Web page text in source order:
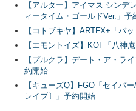
【アルター】アイマス シンデ
ィータイム・ゴールドVer.」予
【コトブキヤ】ARTFX+「バ
【エモントイズ】KOF「八神
【プルクラ】デート・ア・ラ
約開始
【キューズQ】FGO「セイバ
レイブ〕」予約開始